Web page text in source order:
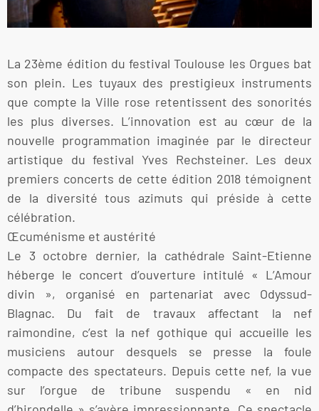
La 23ème édition du festival Toulouse les Orgues bat
son plein. Les tuyaux des prestigieux instruments
que compte la Ville rose retentissent des sonorités
les plus diverses. L’innovation est au cœur de la
nouvelle programmation imaginée par le directeur
artistique du festival Yves Rechsteiner. Les deux
premiers concerts de cette édition 2018 témoignent
de la diversité tous azimuts qui préside à cette
célébration.
Œcuménisme et austérité
Le 3 octobre dernier, la cathédrale Saint-Etienne
héberge le concert d’ouverture intitulé « L’Amour
divin », organisé en partenariat avec Odyssud-
Blagnac. Du fait de travaux affectant la nef
raimondine, c’est la nef gothique qui accueille les
musiciens autour desquels se presse la foule
compacte des spectateurs. Depuis cette nef, la vue
sur l’orgue de tribune suspendu « en nid